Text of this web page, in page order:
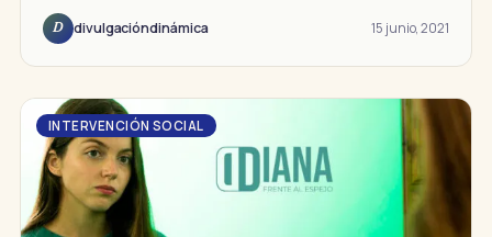
D divulgacióndinámica 15 junio, 2021
INTERVENCIÓN SOCIAL